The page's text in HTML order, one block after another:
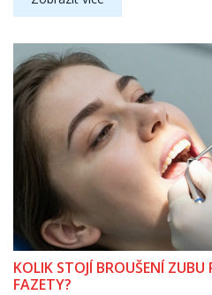
KOLIK STOJÍ BROUŠENÍ
FAZETY?